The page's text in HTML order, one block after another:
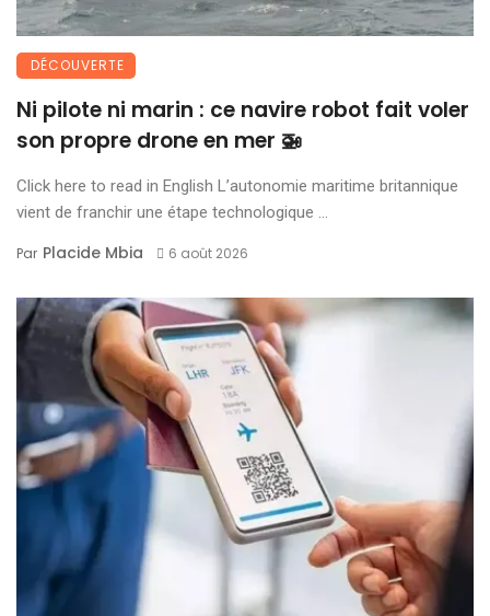
DÉCOUVERTE
Ni pilote ni marin : ce navire robot fait voler
son propre drone en mer 🚁
Click here to read in English L’autonomie maritime britannique
vient de franchir une étape technologique ...
Par Placide Mbia 6 août 2026